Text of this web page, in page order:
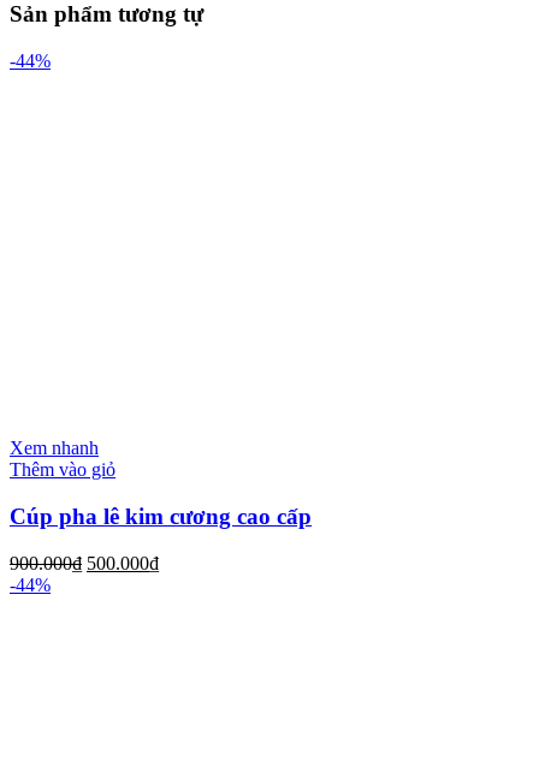
Sản phẩm tương tự
-44%
Xem nhanh
Thêm vào giỏ
Cúp pha lê kim cương cao cấp
900.000₫ 500.000₫
-44%